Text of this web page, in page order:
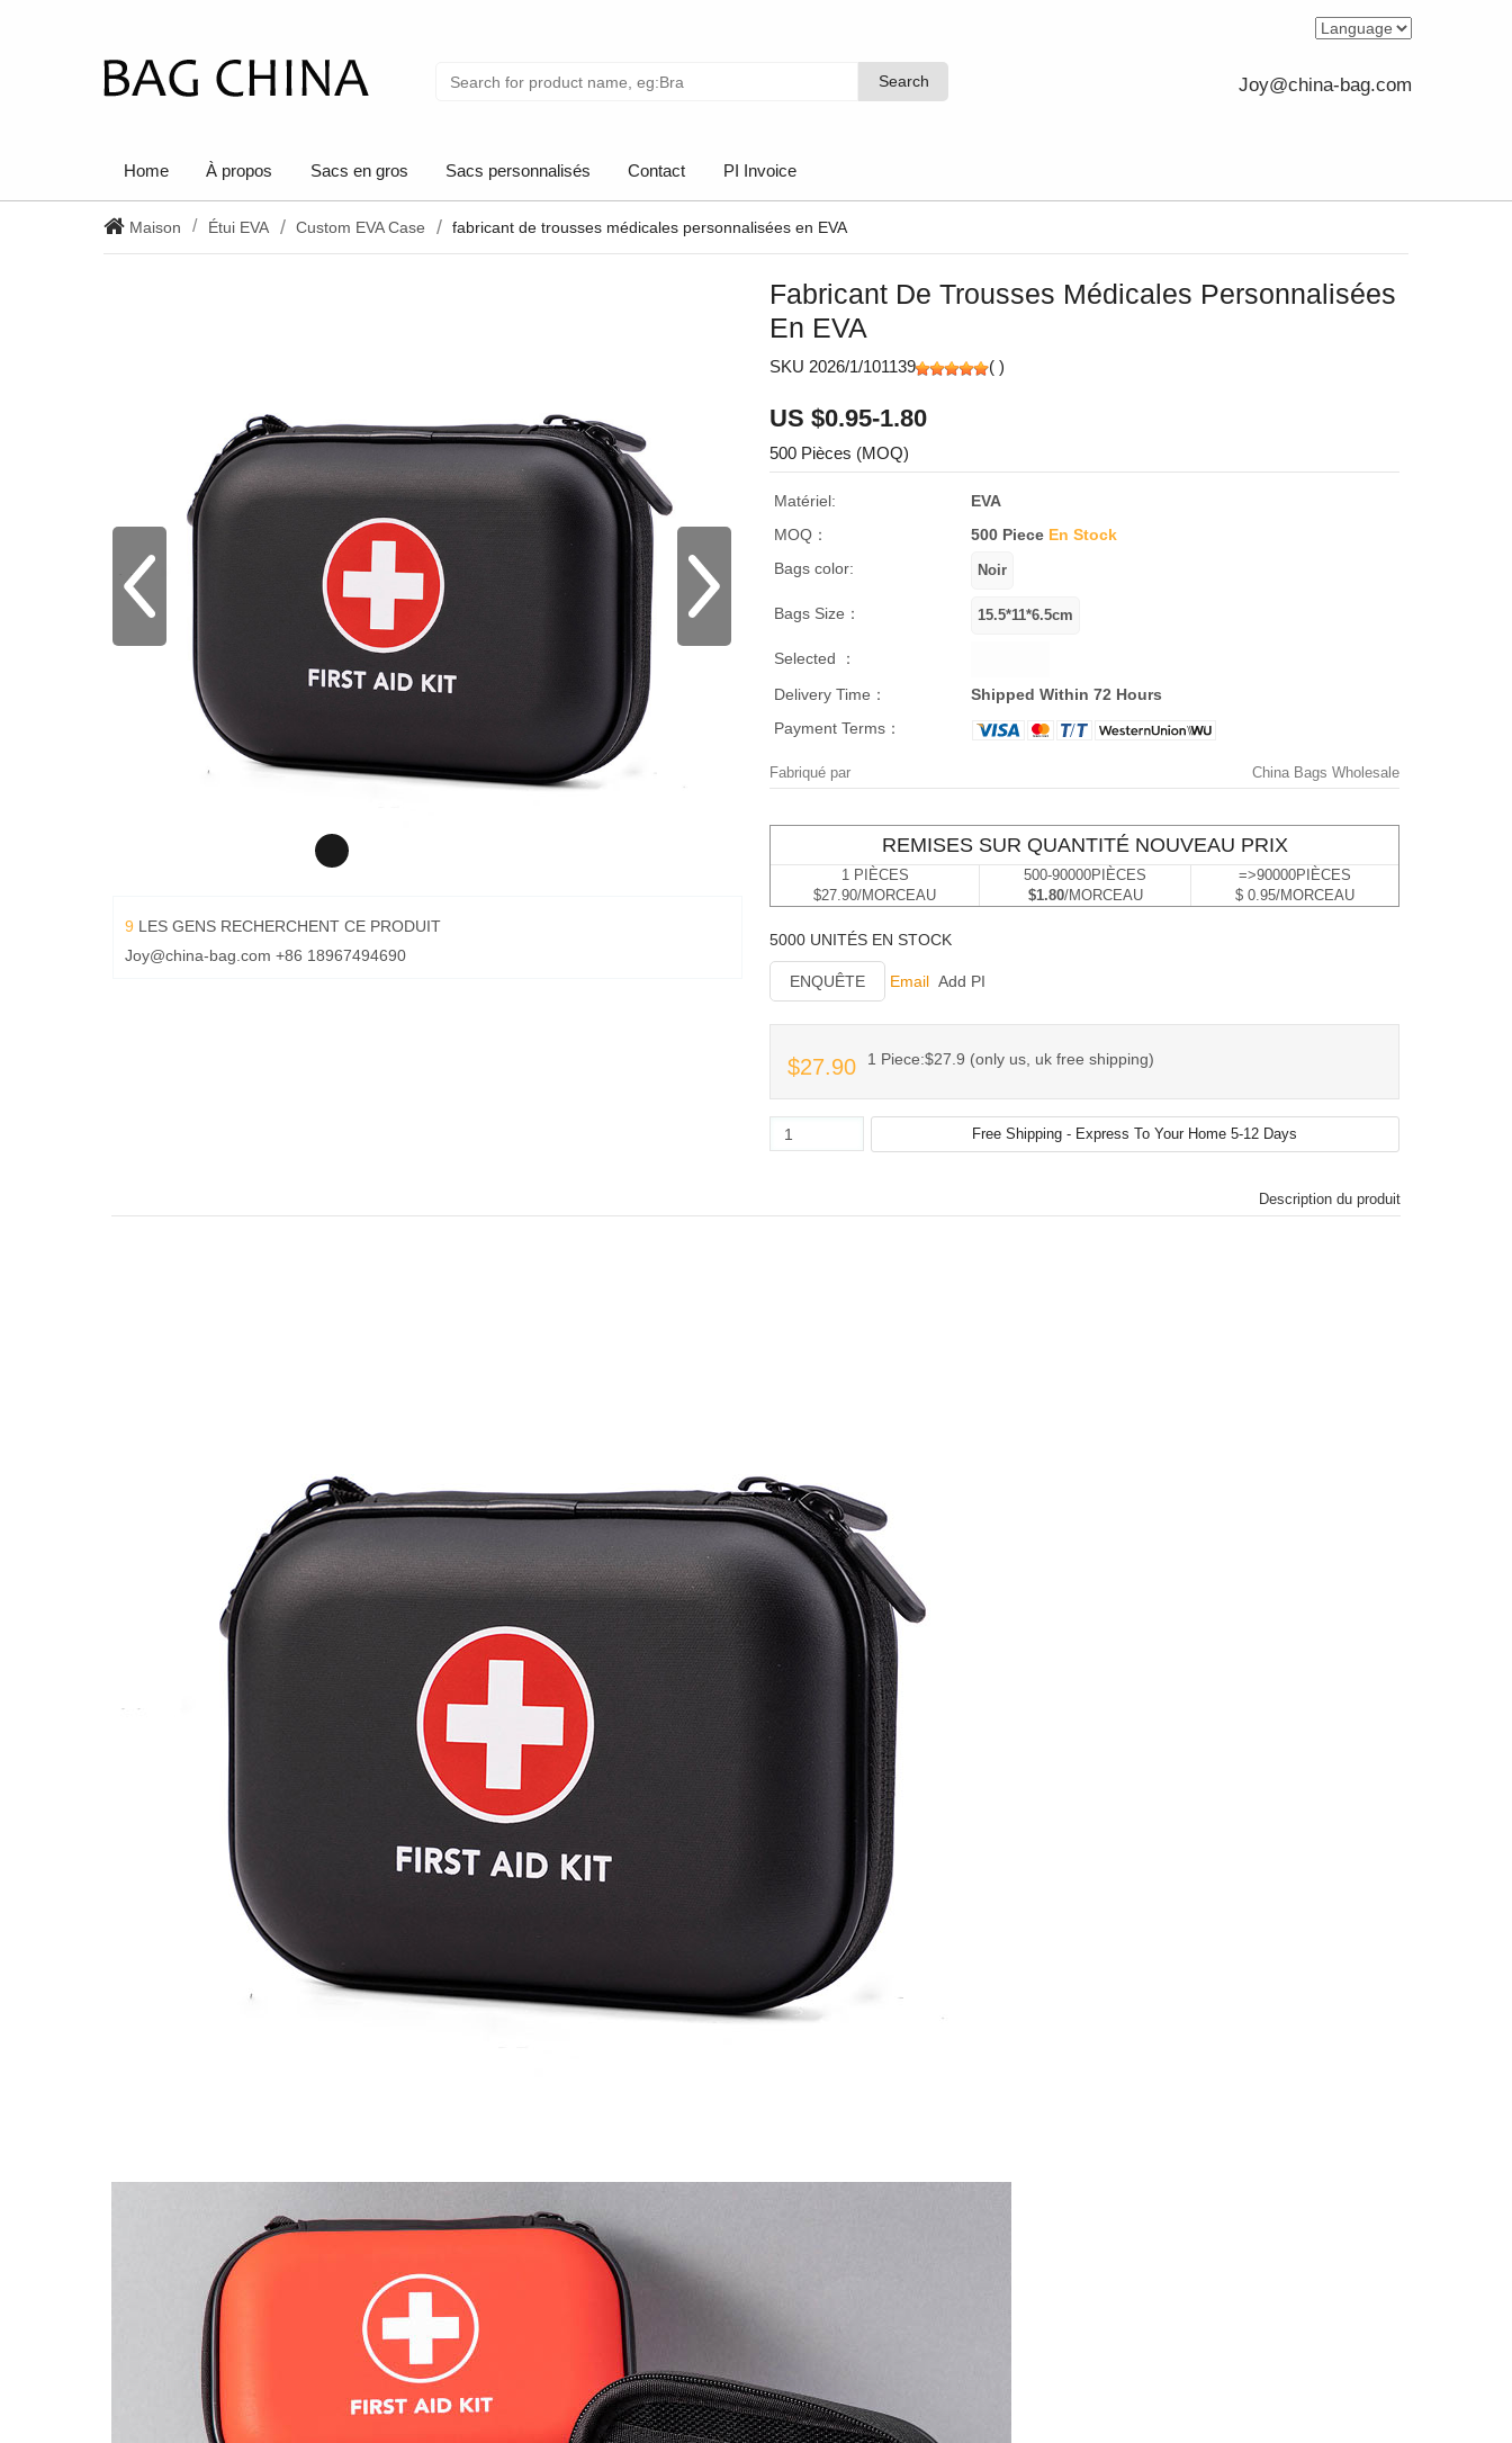
Search
Search Joy@china-bag.com
Home À propos Sacs en gros Sacs personnalisés Contact PI Invoice
Maison Étui EVA Custom EVA Case fabricant de trousses médicales personnalisées en EVA
9 LES GENS RECHERCHENT CE PRODUIT
Joy@china-bag.com +86 18967494690
Fabricant De Trousses Médicales Personnalisées
En EVA
SKU 2026/1/101139 ( )
US $0.95-1.80
500 Pièces (MOQ)
Matériel:
EVA
MOQ：
500 Piece En Stock
Bags color:
Bags Size：
Selected ：
Delivery Time：
Shipped Within 72 Hours
Payment Terms：
Fabriqué par China Bags Wholesale
REMISES SUR QUANTITÉ NOUVEAU PRIX
1 PIÈCES
$27.90/MORCEAU
500-90000PIÈCES
$1.80/MORCEAU
=>90000PIÈCES
$ 0.95/MORCEAU
5000 UNITÉS EN STOCK
ENQUÊTE Email Add PI
$27.90 1 Piece:$27.9 (only us, uk free shipping)
Description du produit